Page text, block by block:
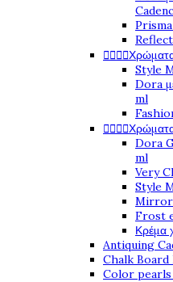

Style
Dora
ml

Dora
ml
Very
Style
Mirror
Frost
Κρέμα
Antiquing
Chalk Board
Color pearls